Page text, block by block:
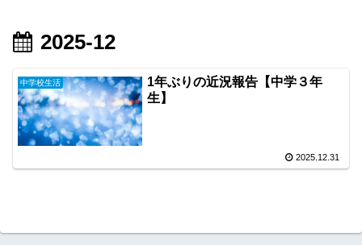
2025-12
中学校生活
1年ぶりの近況報告【中学３年
生】
2025.12.31